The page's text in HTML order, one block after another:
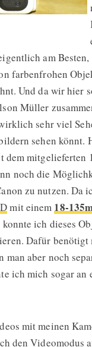
am
farbenfrohen
Und da wir hier
Müller
sehr viel
sehen könnt.
dem mitgelieferten
noch die
zu nutzen. Da
mit einem18-
konnte ich dieses
Dafür benötigt
man aber noch
ich mich sogar
mit meinen
den Videomodus